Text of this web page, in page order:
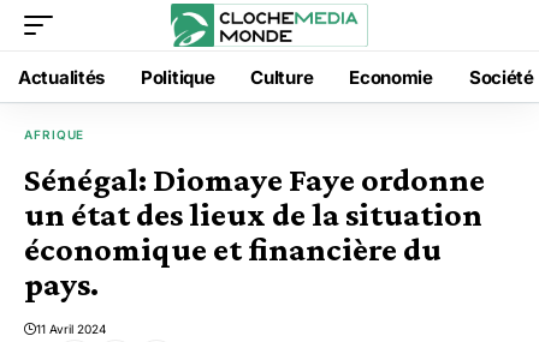
Actualités Politique Culture Economie Société
AFRIQUE
Sénégal: Diomaye Faye ordonne
un état des lieux de la situation
économique et financière du
pays.
11 Avril 2024